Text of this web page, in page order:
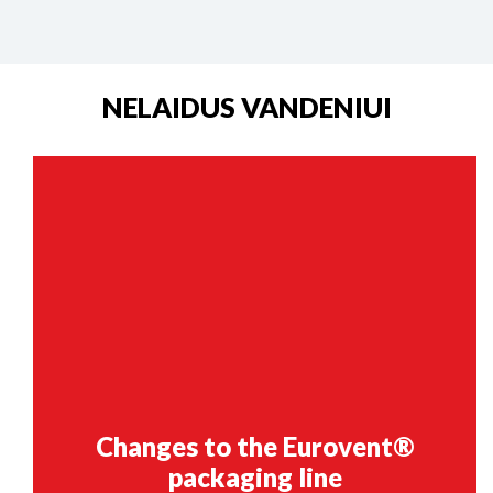
NELAIDUS VANDENIUI
Changes to the Eurovent®
packaging line